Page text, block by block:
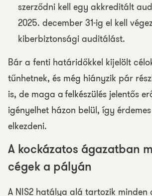
szerződni kell egy akkreditált
2025. december 31-ig el kell
kiberbiztonsági auditálást.
Bár a fenti határidőkkel kijelölt
tűnhetnek, és még hiányzik pár
is, de maga a felkészülés jelentős
igényelhet házon belül, így
elkezdeni.
A kockázatos ágazatban
cégek a pályán
A NIS2 hatálya alá tartozik minden